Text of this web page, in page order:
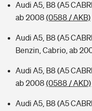
Audi A5, B8 (A5
ab 2008 (0588 / AKB)
Audi A5, B8 (A5
Benzin, Cabrio, ab
Audi A5, B8 (A5
ab 2008 (0588 / AKD)
Audi A5, B8 (A5